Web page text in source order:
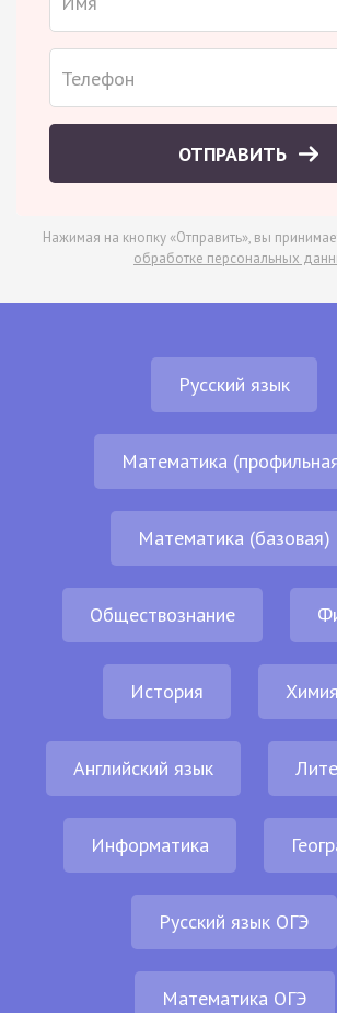
ОТПРАВИТЬ
Нажимая на кнопку «Отправить», вы
обработке персональных
Русский язык
Математика
Математика (базовая)
Обществознание
История Химия
Английский язык
Информатика
Русский язык ОГЭ
Математика ОГЭ